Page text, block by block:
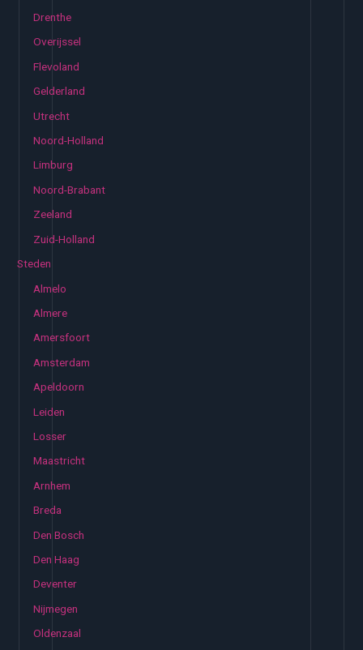
Drenthe
Overijssel
Flevoland
Gelderland
Utrecht
Noord-Holland
Limburg
Noord-Brabant
Zeeland
Zuid-Holland
Steden
Almelo
Almere
Amersfoort
Amsterdam
Apeldoorn
Leiden
Losser
Maastricht
Arnhem
Breda
Den Bosch
Den Haag
Deventer
Nijmegen
Oldenzaal